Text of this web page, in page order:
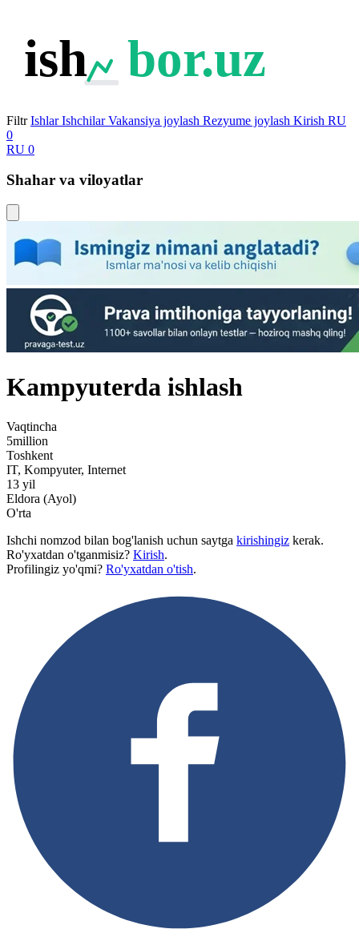
ish bor.uz
Filtr Ishlar Ishchilar Vakansiya joylash Rezyume joylash Kirish RU
0
RU 0
Shahar va viloyatlar
Kampyuterda ishlash
Vaqtincha
5million
Toshkent
IT, Kompyuter, Internet
13 yil
Eldora (Ayol)
O'rta
Ishchi nomzod bilan bog'lanish uchun saytga kirishingiz kerak.
Ro'yxatdan o'tganmisiz? Kirish.
Profilingiz yo'qmi? Ro'yxatdan o'tish.